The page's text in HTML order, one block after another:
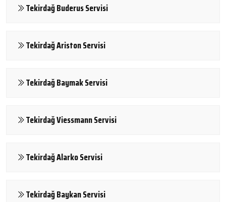
Tekirdağ Buderus Servisi
Tekirdağ Ariston Servisi
Tekirdağ Baymak Servisi
Tekirdağ Viessmann Servisi
Tekirdağ Alarko Servisi
Tekirdağ Baykan Servisi